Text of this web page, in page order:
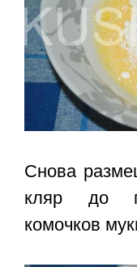
Снова
кляр до
комочков